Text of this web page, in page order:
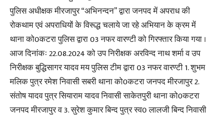
पुलिस अधीक्षक मीरजापुर “अभिनन्दन” द्वारा जनपद में अपराध की
रोकथाम एवं अपराधियों के विरूद्ध चलाये जा रहे अभियान के क्रम में
थाना को0कटरा पुलिस द्वारा 03 नफर वारण्टी को गिरफ्तार किया गया ।
आज दिनांकः 22.08.2024 को उप निरीक्षक अरविन्द नाथ शर्मा व उप
निरीक्षक बुद्धिसागर यादव मय पुलिस टीम द्वारा 03 नफर वारण्टी 1. शुभम
मलिक पुत्र रमेश निवासी सबरी थाना को0कटरा जनपद मीरजापुर 2.
संतोष यादव पुत्र सियाराम यादव निवासी साकेतपुरी थाना को0कटरा
जनपद मीरजापुर व 3. सुरेश कुमार बिन्द पुत्र स्व0 लालजी बिन्द निवासी